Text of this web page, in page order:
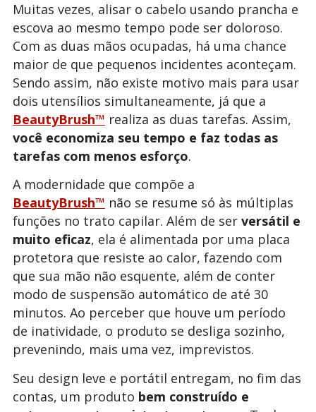
Muitas vezes, alisar o cabelo usando prancha e
escova ao mesmo tempo pode ser doloroso.
Com as duas mãos ocupadas, há uma chance
maior de que pequenos incidentes aconteçam.
Sendo assim, não existe motivo mais para usar
dois utensílios simultaneamente, já que a
BeautyBrush™ realiza as duas tarefas. Assim,
você economiza seu tempo e faz todas as
tarefas com menos esforço.
A modernidade que compõe a
BeautyBrush™ não se resume só às múltiplas
funções no trato capilar. Além de ser versátil e
muito eficaz, ela é alimentada por uma placa
protetora que resiste ao calor, fazendo com
que sua mão não esquente, além de conter
modo de suspensão automático de até 30
minutos. Ao perceber que houve um período
de inatividade, o produto se desliga sozinho,
prevenindo, mais uma vez, imprevistos.
Seu design leve e portátil entregam, no fim das
contas, um produto bem construído e